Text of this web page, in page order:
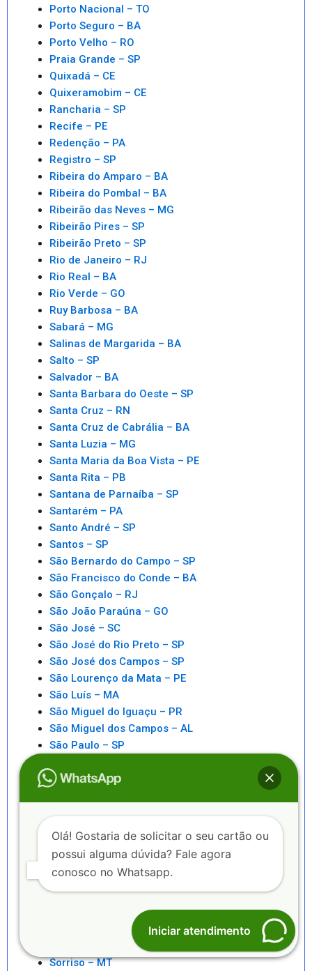
Porto Nacional – TO
Porto Seguro – BA
Porto Velho – RO
Praia Grande – SP
Quixadá – CE
Quixeramobim – CE
Rancharia – SP
Recife – PE
Redenção – PA
Registro – SP
Ribeira do Amparo – BA
Ribeira do Pombal – BA
Ribeirão das Neves – MG
Ribeirão Pires – SP
Ribeirão Preto – SP
Rio de Janeiro – RJ
Rio Real – BA
Rio Verde – GO
Ruy Barbosa – BA
Sabará – MG
Salinas de Margarida – BA
Salto – SP
Salvador – BA
Santa Barbara do Oeste – SP
Santa Cruz – RN
Santa Cruz de Cabrália – BA
Santa Luzia – MG
Santa Maria da Boa Vista – PE
Santa Rita – PB
Santana de Parnaíba – SP
Santarém – PA
Santo André – SP
Santos – SP
São Bernardo do Campo – SP
São Francisco do Conde – BA
São Gonçalo – RJ
São João Paraúna – GO
São José – SC
São José do Rio Preto – SP
São José dos Campos – SP
São Lourenço da Mata – PE
São Luís – MA
São Miguel do Iguaçu – PR
São Miguel dos Campos – AL
São Paulo – SP
São Sebastiao – SP
Senhor do Bonfim – BA
Serra – ES
Serrinha – BA
Sete Lagoas – MG
Sorriso – MT
Olá! Gostaria de solicitar o seu cartão ou
possui alguma dúvida? Fale agora
conosco no Whatsapp.
Iniciar atendimento